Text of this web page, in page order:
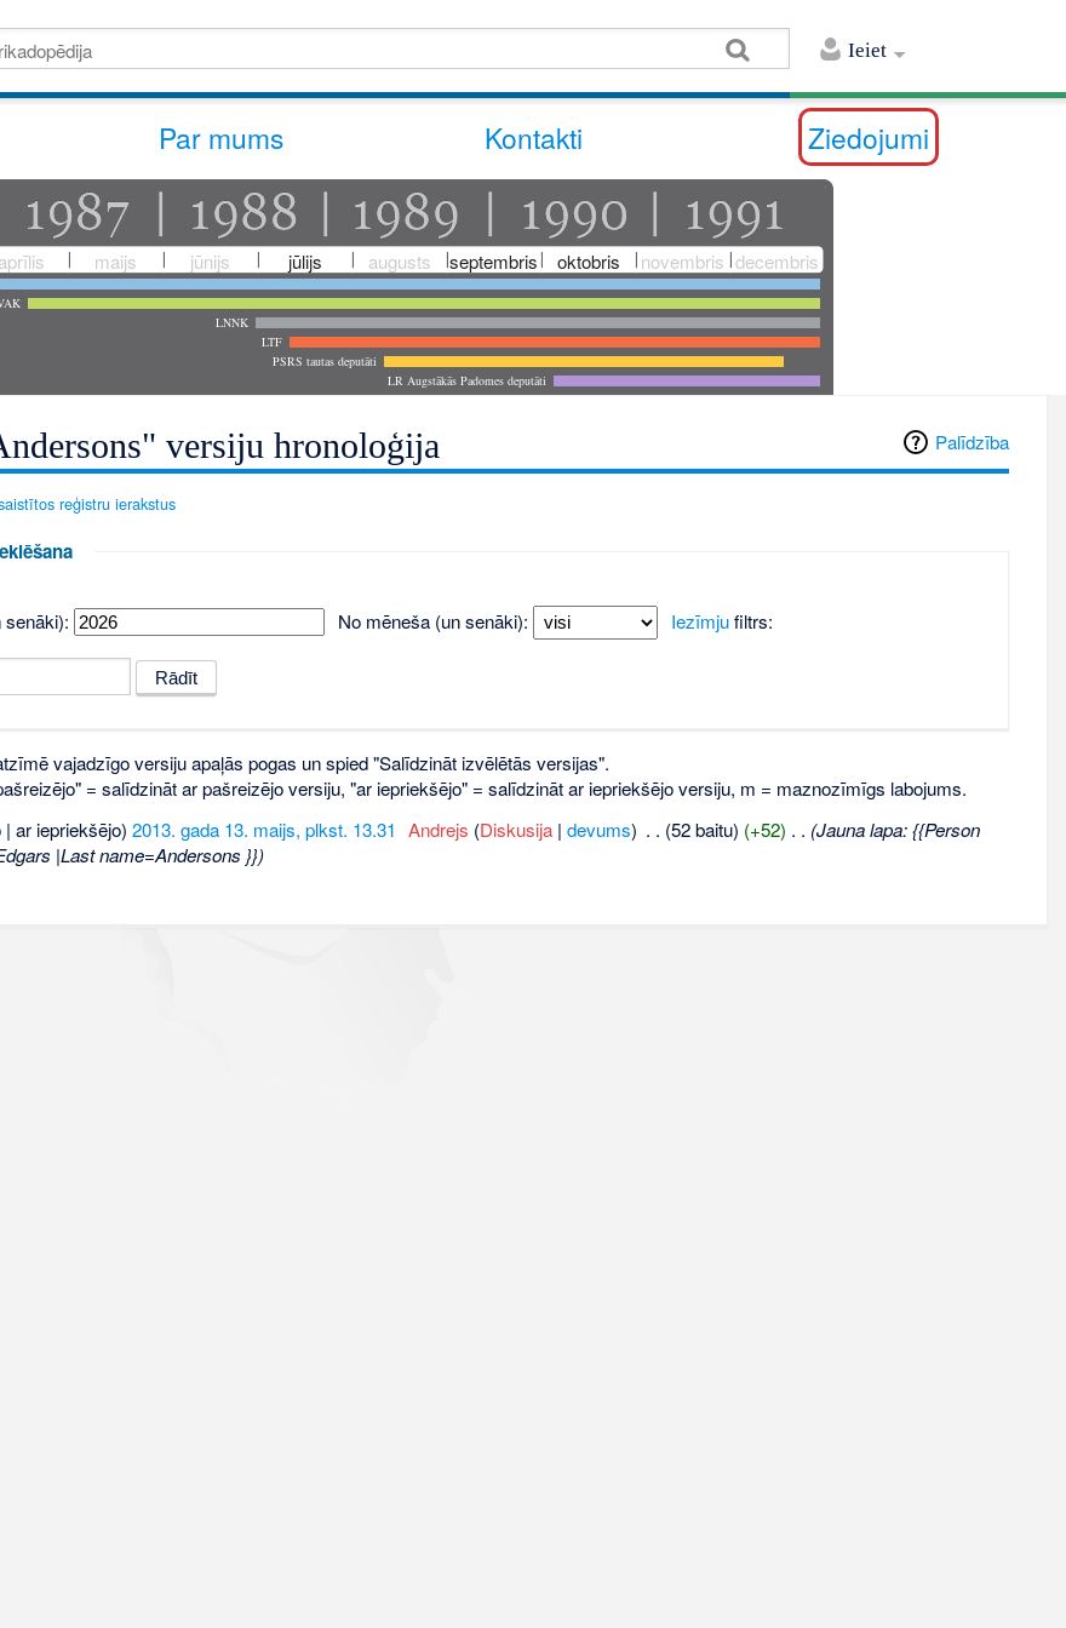
Ieiet
Par mums Kontakti Ziedojumi
aprīlis maijs jūnijs jūlijs augusts septembris oktobris novembris decembris
LNNK
LTF
PSRS tautas deputāti
LR Augstākās Padomes deputāti
Palīdzība
versiju hronoloģija
reģistru ierakstus
senāki): No mēneša (un senāki): Iezīmjufiltrs:
vajadzīgo versiju apaļās pogas un spied "Salīdzināt izvēlētās versijas".
= salīdzināt ar pašreizējo versiju, "ar iepriekšējo" = salīdzināt ar iepriekšējo versiju, m = maznozīmīgs labojums.
ar iepriekšējo) 2013. gada 13. maijs, plkst. 13.31 Andrejs (Diskusija| devums) . . (52 baitu) (+52) . . (Jauna lapa: {{Person
|Last name=Andersons }})